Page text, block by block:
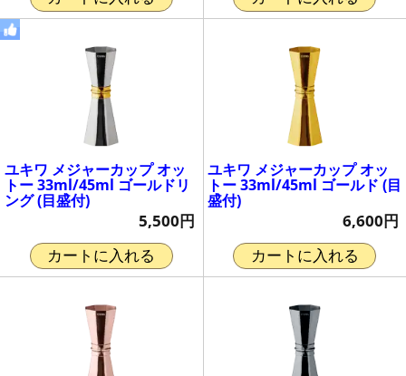
ユキワ メジャーカップ オッ
トー 33ml/45ml ゴールドリ
ング (目盛付)
5,500円
カートに入れる
ユキワ メジャーカップ オッ
トー 33ml/45ml ゴールド (目
盛付)
6,600円
カートに入れる